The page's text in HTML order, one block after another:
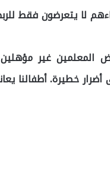
لا يتعرضون فقط
المعلمين غير
خطيرة. أطفالنا